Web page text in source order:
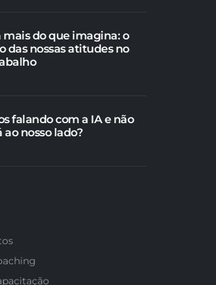
do que imagina: o
das nossas atitudes no
falando com a IA e não
nosso lado?